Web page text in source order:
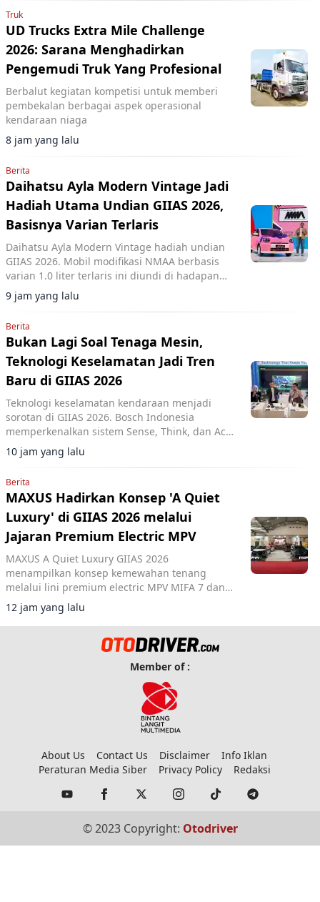
Truk
UD Trucks Extra Mile Challenge
2026: Sarana Menghadirkan
Pengemudi Truk Yang Profesional
Berbalut kegiatan kompetisi untuk memberi
pembekalan berbagai aspek operasional
kendaraan niaga
8 jam yang lalu
Berita
Daihatsu Ayla Modern Vintage Jadi
Hadiah Utama Undian GIIAS 2026,
Basisnya Varian Terlaris
Daihatsu Ayla Modern Vintage hadiah undian
GIIAS 2026. Mobil modifikasi NMAA berbasis
varian 1.0 liter terlaris ini diundi di hadapan
pengunjung dan dimenangkan konsumen dari
Lampung.
9 jam yang lalu
Berita
Bukan Lagi Soal Tenaga Mesin,
Teknologi Keselamatan Jadi Tren
Baru di GIIAS 2026
Teknologi keselamatan kendaraan menjadi
sorotan di GIIAS 2026. Bosch Indonesia
memperkenalkan sistem Sense, Think, dan Act
yang membantu pengemudi.
10 jam yang lalu
Berita
MAXUS Hadirkan Konsep 'A Quiet
Luxury' di GIIAS 2026 melalui
Jajaran Premium Electric MPV
MAXUS A Quiet Luxury GIIAS 2026
menampilkan konsep kemewahan tenang
melalui lini premium electric MPV MIFA 7 dan
MIFA 9 di ICE BSD City.
12 jam yang lalu
Member of :
About Us Contact Us Disclaimer
Info Iklan
Peraturan Media Siber
Privacy Policy Redaksi
© 2023 Copyright: Otodriver